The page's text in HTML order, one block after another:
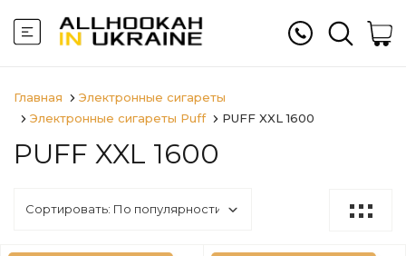
Главная
Электронные сигареты
Электронные сигареты Puff
PUFF XXL 1600
PUFF XXL 1600